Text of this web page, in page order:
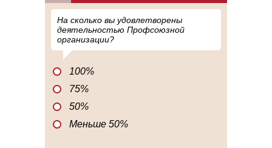
На сколько вы удовлетворены
деятельностью Профсоюзной
организации?
100%
75%
50%
Меньше 50%